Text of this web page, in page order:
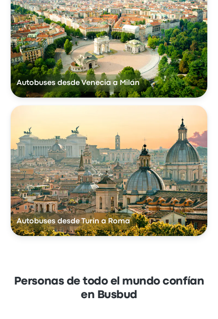
Autobuses desde Venecia a Milán
Autobuses desde Turín a Roma
Personas de todo el mundo confían
en Busbud